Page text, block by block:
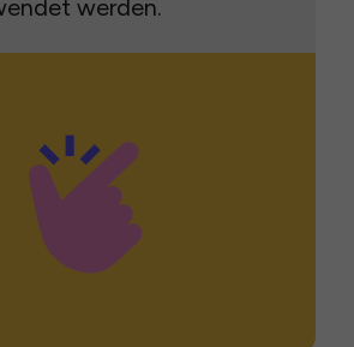
werden.